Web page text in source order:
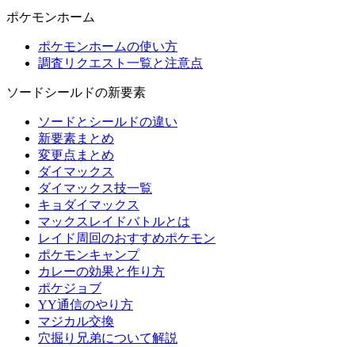
ポケモンホーム
ポケモンホームの使い方
調査リクエスト一覧と注意点
ソードシールドの新要素
ソードとシールドの違い
新要素まとめ
変更点まとめ
ダイマックス
ダイマックス技一覧
キョダイマックス
マックスレイドバトルとは
レイド周回のおすすめポケモン
ポケモンキャンプ
カレーの効果と作り方
ポケジョブ
YY通信のやり方
マジカル交換
穴掘り兄弟について解説